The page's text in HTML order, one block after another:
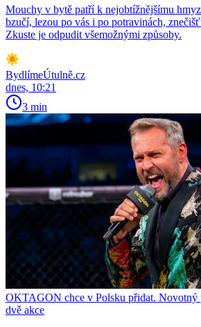
Mouchy v bytě patří k nejobtížnějšímu
bzučí, lezou po vás i po potravinách,
Zkuste je odpudit všemožnými způsoby.
BydlímeÚtulně.cz
dnes, 10:21
3 min
OKTAGON chce v Polsku přidat. Novotný
dvě akce